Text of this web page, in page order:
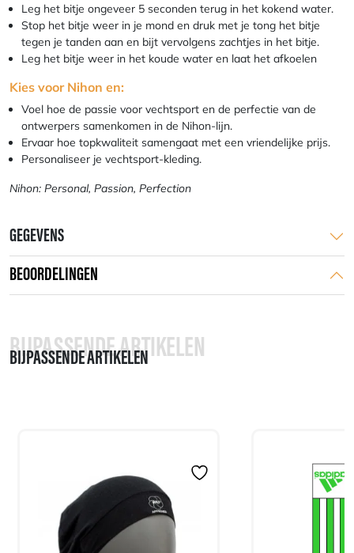
Leg het bitje ongeveer 5 seconden terug in het kokend water.
Stop het bitje weer in je mond en druk met je tong het bitje
tegen je tanden aan en bijt vervolgens zachtjes in het bitje.
Leg het bitje weer in het koude water en laat het afkoelen
Kies voor Nihon en:
Voel hoe de passie voor vechtsport en de perfectie van de
ontwerpers samenkomen in de Nihon-lijn.
Ervaar hoe topkwaliteit samengaat met een vriendelijke prijs.
Personaliseer je vechtsport-kleding.
Nihon: Personal, Passion, Perfection
GEGEVENS
BEOORDELINGEN
BIJPASSENDE ARTIKELEN
BIJPASSENDE ARTIKELEN